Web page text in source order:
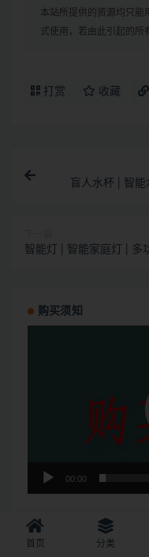
本站所提供的资源均只能
式使用，若由此引起的所
打赏 收藏
盲人水杯 | 智
智能灯 | 智能家庭灯 | 多
购买须知
00:00
网页端购买实物：点
首页 分类